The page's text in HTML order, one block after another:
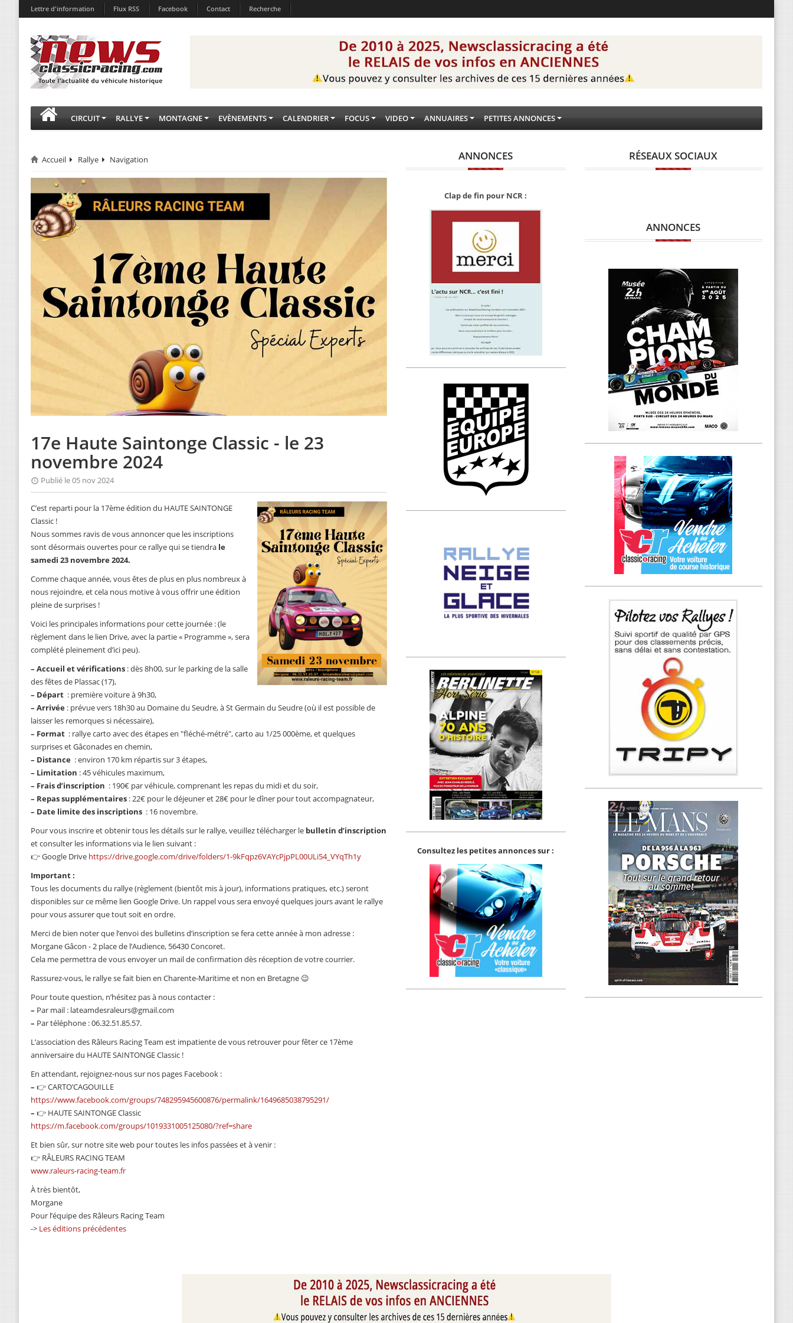
Lettre d'information Flux RSS Facebook Contact Recherche
CIRCUIT RALLYE MONTAGNE EVÈNEMENTS CALENDRIER FOCUS VIDEO ANNUAIRES PETITES ANNONCES
Accueil Rallye Navigation
17e Haute Saintonge Classic - le 23
novembre 2024
Publié le 05 nov 2024
C’est reparti pour la 17ème édition du HAUTE SAINTONGE
Classic !
Nous sommes ravis de vous annoncer que les inscriptions
sont désormais ouvertes pour ce rallye qui se tiendra le
samedi 23 novembre 2024.
Comme chaque année, vous êtes de plus en plus nombreux à
nous rejoindre, et cela nous motive à vous offrir une édition
pleine de surprises !
Voici les principales informations pour cette journée : (le
règlement dans le lien Drive, avec la partie « Programme », sera
complété pleinement d’ici peu).
– Accueil et vérifications : dès 8h00, sur le parking de la salle
des fêtes de Plassac (17),
– Départ : première voiture à 9h30,
– Arrivée : prévue vers 18h30 au Domaine du Seudre, à St Germain du Seudre (où il est possible de
laisser les remorques si nécessaire),
– Format : rallye carto avec des étapes en "fléché-métré", carto au 1/25 000ème, et quelques
surprises et Gâconades en chemin,
– Distance : environ 170 km répartis sur 3 étapes,
– Limitation : 45 véhicules maximum,
– Frais d’inscription : 190€ par véhicule, comprenant les repas du midi et du soir,
– Repas supplémentaires : 22€ pour le déjeuner et 28€ pour le dîner pour tout accompagnateur,
– Date limite des inscriptions : 16 novembre.
Pour vous inscrire et obtenir tous les détails sur le rallye, veuillez télécharger le bulletin d’inscription
et consulter les informations via le lien suivant :
👉 Google Drive https://drive.google.com/drive/folders/1-9kFqpz6VAYcPjpPL00ULi54_VYqTh1y
Important :
Tous les documents du rallye (règlement (bientôt mis à jour), informations pratiques, etc.) seront
disponibles sur ce même lien Google Drive. Un rappel vous sera envoyé quelques jours avant le rallye
pour vous assurer que tout soit en ordre.
Merci de bien noter que l’envoi des bulletins d’inscription se fera cette année à mon adresse :
Morgane Gâcon - 2 place de l’Audience, 56430 Concoret.
Cela me permettra de vous envoyer un mail de confirmation dès réception de votre courrier.
Rassurez-vous, le rallye se fait bien en Charente-Maritime et non en Bretagne 😉
Pour toute question, n’hésitez pas à nous contacter :
– Par mail : lateamdesraleurs@gmail.com
– Par téléphone : 06.32.51.85.57.
L’association des Râleurs Racing Team est impatiente de vous retrouver pour fêter ce 17ème
anniversaire du HAUTE SAINTONGE Classic !
En attendant, rejoignez-nous sur nos pages Facebook :
– 👉 CARTO’CAGOUILLE
https://www.facebook.com/groups/748295945600876/permalink/1649685038795291/
– 👉 HAUTE SAINTONGE Classic
https://m.facebook.com/groups/1019331005125080/?ref=share
Et bien sûr, sur notre site web pour toutes les infos passées et à venir :
👉 RÂLEURS RACING TEAM
www.raleurs-racing-team.fr
À très bientôt,
Morgane
Pour l’équipe des Râleurs Racing Team
-> Les éditions précédentes
ANNONCES
Clap de fin pour NCR :
Consultez les petites annonces sur :
RÉSEAUX SOCIAUX
ANNONCES